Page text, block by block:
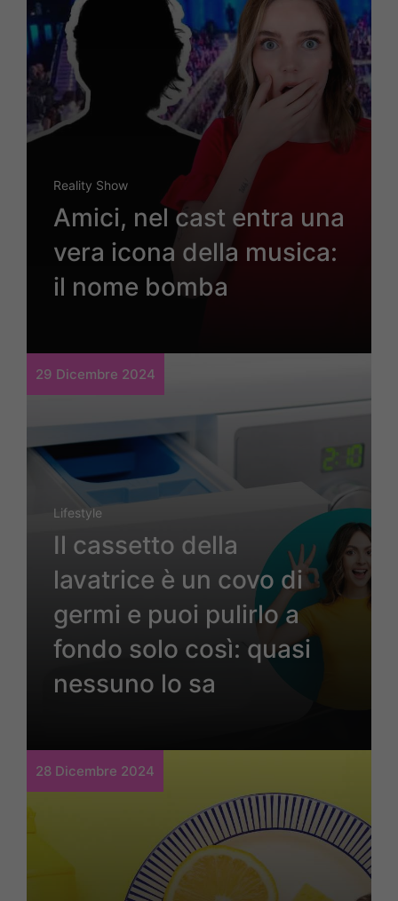
Reality Show
Amici, nel cast entra una
vera icona della musica:
il nome bomba
29 Dicembre 2024
Lifestyle
Il cassetto della
lavatrice è un covo di
germi e puoi pulirlo a
fondo solo così: quasi
nessuno lo sa
28 Dicembre 2024